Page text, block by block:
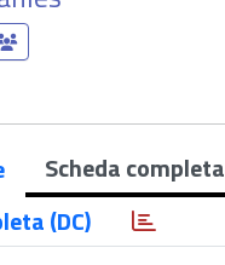
Scheda completa
(DC)